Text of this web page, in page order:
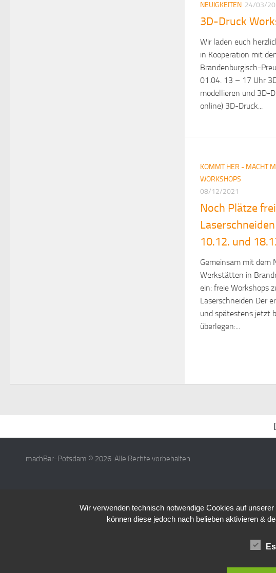
NEUIGKEITEN 24/03/
3D-Druck
Wir laden euch
in Kooperation mit
Brandenburgisch-
01.04. 13 – 17 Uhr
modellieren und 3D-
online) 3D-Druck...
KOMMT HER - MACHT
WORKSHOPS
08/12/2021
Noch Plätze
10.12. und
Gemeinsam mit dem
Werkstätten in
ein: freie Workshops
Laserschneiden Der
und spätestens jetzt
überlegen:...
machBar-Potsdam © 2026. Alle Rechte vorbehalten.
Wir verwenden technisch notwendige Cookies auf
können diese jedoch nach belieben aktivieren &